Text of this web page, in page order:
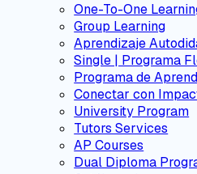
One-To-One
Group Learning
Aprendizaje
Single | Programa
Programa de
Conectar con
University Program
Tutors Services
AP Courses
Dual Diploma